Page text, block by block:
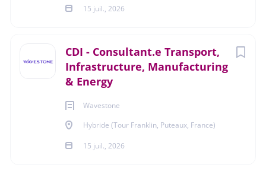
15 juil., 2026
CDI - Consultant.e Transport,
Infrastructure, Manufacturing
& Energy
Wavestone
Hybride (Tour Franklin, Puteaux, France)
15 juil., 2026
ingénierie de projets.
soumis à des exigences réglementaires fortes serait un
plus.
- Conception et développement d'équipements
mécaniques industriels.
- Lecture et validation de plans d'ensemble et de détail.
- Maîtrise des interfaces avec les autres disciplines